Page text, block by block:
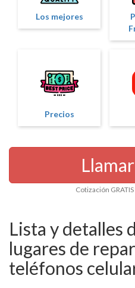
Los mejores
Precios
Cotización
Lista y detalles
lugares de
teléfonos